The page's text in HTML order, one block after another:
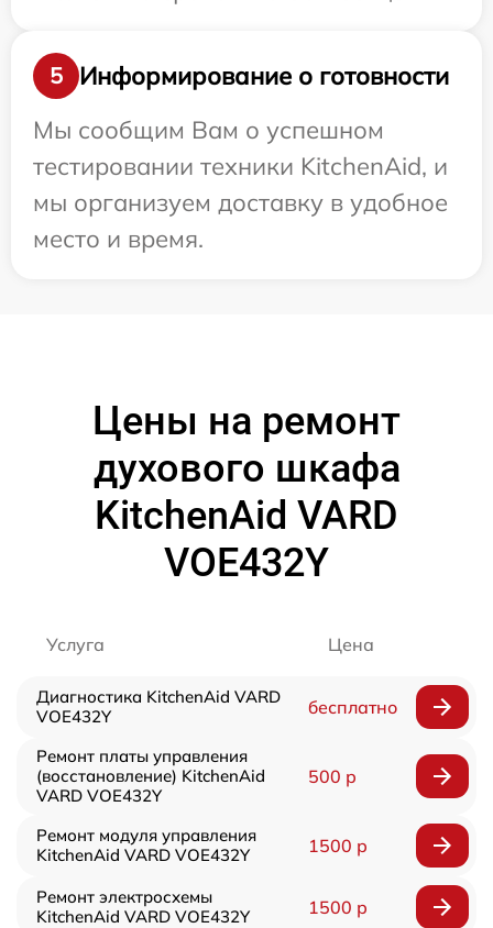
5
Информирование о готовности
Мы сообщим Вам о успешном
тестировании техники KitchenAid, и
мы организуем доставку в удобное
место и время.
Цены на ремонт
духового шкафа
KitchenAid VARD
VOE432Y
Услуга Цена
Диагностика KitchenAid VARD
VOE432Y
бесплатно
Ремонт платы управления
(восстановление) KitchenAid
VARD VOE432Y
500 р
Ремонт модуля управления
KitchenAid VARD VOE432Y
1500 р
Ремонт электросхемы
KitchenAid VARD VOE432Y
1500 р